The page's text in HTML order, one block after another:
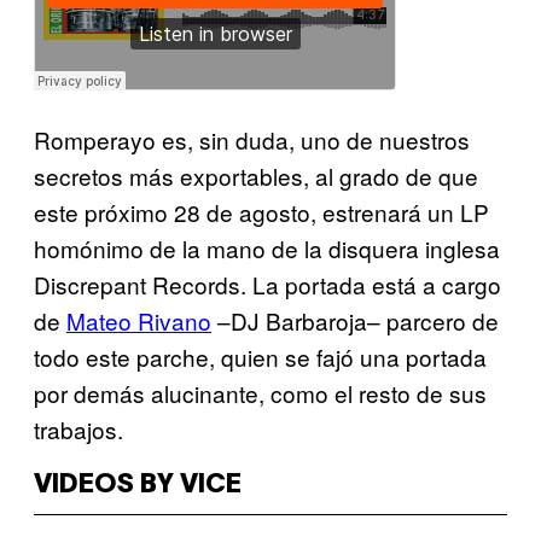
Romperayo es, sin duda, uno de nuestros
secretos más exportables, al grado de que
este próximo 28 de agosto, estrenará un LP
homónimo de la mano de la disquera inglesa
Discrepant Records. La portada está a cargo
de Mateo Rivano –DJ Barbaroja– parcero de
todo este parche, quien se fajó una portada
por demás alucinante, como el resto de sus
trabajos.
VIDEOS BY VICE